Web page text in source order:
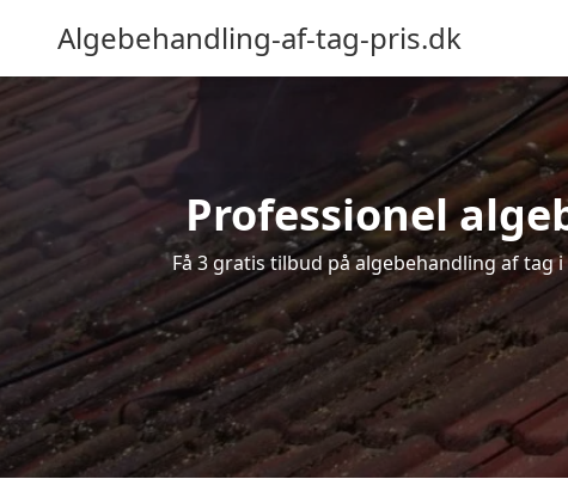
Algebehandling-af-tag-pris.dk
Professionel
Få 3 gratis tilbud på algebehandling af